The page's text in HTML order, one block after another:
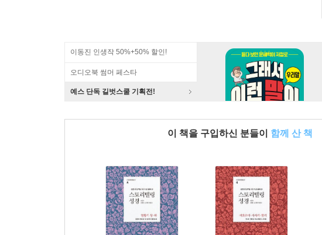
이동진 인생작 50%+50% 할인!
오디오북 썸머 페스타
예스 단독 길벗스쿨 기획전!
이 책을 구입하신 분들이 함께 산 책